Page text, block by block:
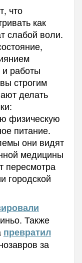
что
как
слабой воли.
работы
строгим
делать
физическую
питание.
они видят
медицины
пересмотра
городской
Также
превратил
за